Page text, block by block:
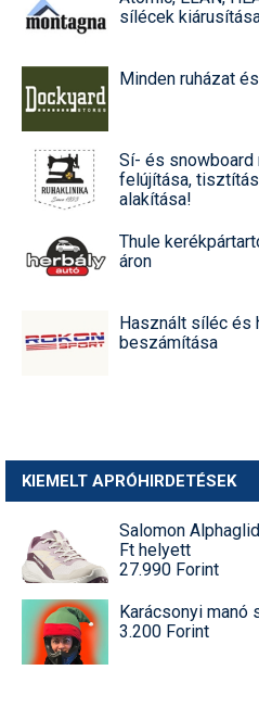
sílécek
Minden ruházat
Sí- és snowboard
felújítása,
alakítása!
Thule
áron
Használt síléc és
beszámítása
KIEMELT APRÓHIRDETÉSEK
Salomon
Ft helyett
27.990 Forint
Karácsonyi manó
3.200 Forint